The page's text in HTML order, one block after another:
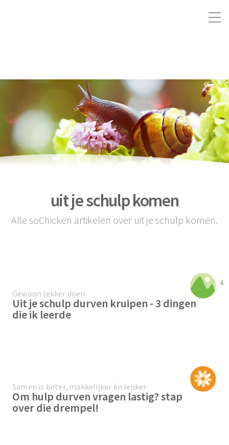
uit je schulp komen
Alle soChicken artikelen over uit je schulp komen.
4
Gewoon lekker doen
Uit je schulp durven kruipen - 3 dingen
die ik leerde
Samen is beter, makkelijker én leuker
Om hulp durven vragen lastig? stap
over die drempel!